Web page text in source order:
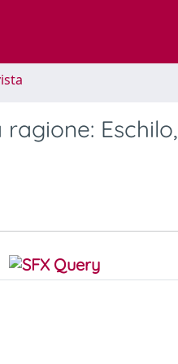
Eschilo,